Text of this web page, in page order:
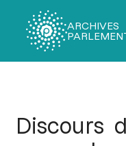
ARCHIVES
Discours